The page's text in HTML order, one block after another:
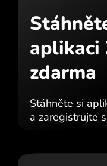
aplikaci
zdarma
Stáhněte si
a zaregistrujte